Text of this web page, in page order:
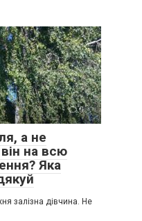
0
а не
на всю
Яка
залізна дівчина. Не